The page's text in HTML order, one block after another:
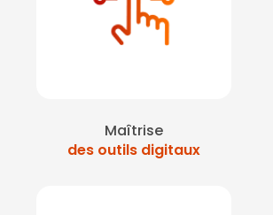
Maîtrise
des outils digitaux